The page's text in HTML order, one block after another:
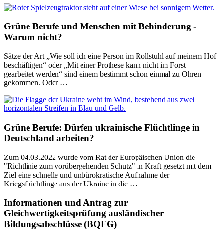
Grüne Berufe und Menschen mit Behinderung -
Warum nicht?
Sätze der Art „Wie soll ich eine Person im Rollstuhl auf meinem Hof
beschäftigen“ oder „Mit einer Prothese kann nicht im Forst
gearbeitet werden“ sind einem bestimmt schon einmal zu Ohren
gekommen. Oder …
Grüne Berufe: Dürfen ukrainische Flüchtlinge in
Deutschland arbeiten?
Zum 04.03.2022 wurde vom Rat der Europäischen Union die
"Richtlinie zum vorübergehenden Schutz" in Kraft gesetzt mit dem
Ziel eine schnelle und unbürokratische Aufnahme der
Kriegsflüchtlinge aus der Ukraine in die …
Informationen und Antrag zur
Gleichwertigkeitsprüfung ausländischer
Bildungsabschlüsse (BQFG)